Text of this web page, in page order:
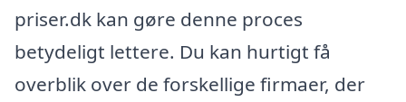
priser.dk kan gøre denne proces
betydeligt lettere. Du kan hurtigt få
overblik over de forskellige firmaer, der